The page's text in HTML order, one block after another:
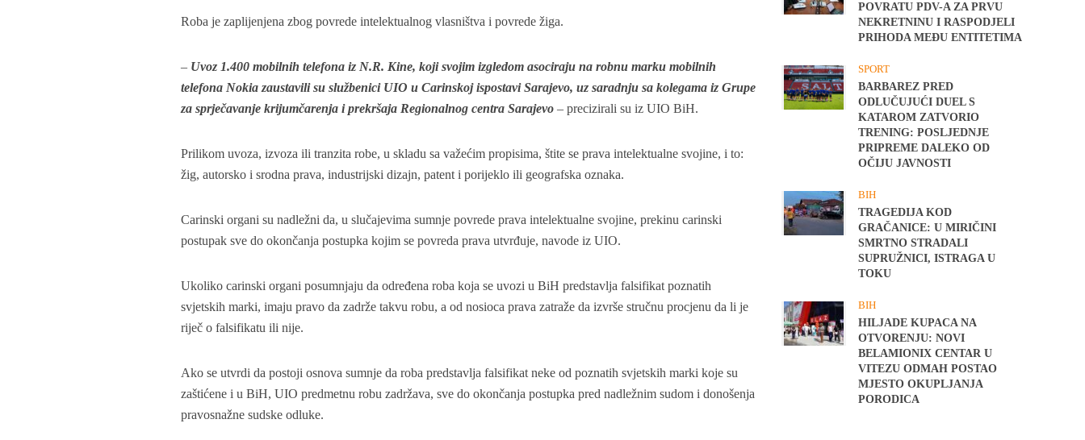
Roba je zaplijenjena zbog povrede intelektualnog vlasništva i povrede žiga.
– Uvoz 1.400 mobilnih telefona iz N.R. Kine, koji svojim izgledom asociraju na robnu marku mobilnih
telefona Nokia zaustavili su službenici UIO u Carinskoj ispostavi Sarajevo, uz saradnju sa kolegama iz Grupe
za sprječavanje krijumčarenja i prekršaja Regionalnog centra Sarajevo – precizirali su iz UIO BiH.
Prilikom uvoza, izvoza ili tranzita robe, u skladu sa važećim propisima, štite se prava intelektualne svojine, i to:
žig, autorsko i srodna prava, industrijski dizajn, patent i porijeklo ili geografska oznaka.
Carinski organi su nadležni da, u slučajevima sumnje povrede prava intelektualne svojine, prekinu carinski
postupak sve do okončanja postupka kojim se povreda prava utvrđuje, navode iz UIO.
Ukoliko carinski organi posumnjaju da određena roba koja se uvozi u BiH predstavlja falsifikat poznatih
svjetskih marki, imaju pravo da zadrže takvu robu, a od nosioca prava zatraže da izvrše stručnu procjenu da li je
riječ o falsifikatu ili nije.
Ako se utvrdi da postoji osnova sumnje da roba predstavlja falsifikat neke od poznatih svjetskih marki koje su
zaštićene i u BiH, UIO predmetnu robu zadržava, sve do okončanja postupka pred nadležnim sudom i donošenja
pravosnažne sudske odluke.
POVRATU PDV-A ZA PRVU
NEKRETNINU I RASPODJELI
PRIHODA MEĐU ENTITETIMA
SPORT
BARBAREZ PRED
ODLUČUJUĆI DUEL S
KATAROM ZATVORIO
TRENING: POSLJEDNJE
PRIPREME DALEKO OD
OČIJU JAVNOSTI
BIH
TRAGEDIJA KOD
GRAČANICE: U MIRIČINI
SMRTNO STRADALI
SUPRUŽNICI, ISTRAGA U
TOKU
BIH
HILJADE KUPACA NA
OTVORENJU: NOVI
BELAMIONIX CENTAR U
VITEZU ODMAH POSTAO
MJESTO OKUPLJANJA
PORODICA